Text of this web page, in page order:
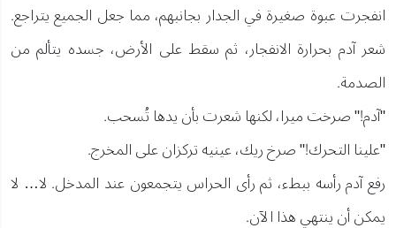
انفجرت عبوة صغيرة في الجدار بجانبهم، مما جعل الجميع يتراجع.
شعر آدم بحرارة الانفجار، ثم سقط على الأرض، جسده يتألم من
الصدمة.
"آدم!" صرخت ميرا، لكنها شعرت بأن يدها تُسحب.
"علينا التحرك!" صرخ ريك، عينيه تركزان على المخرج.
رفع آدم رأسه ببطء، ثم رأى الحراس يتجمعون عند المدخل. لا… لا
يمكن أن ينتهي هذا الآن.